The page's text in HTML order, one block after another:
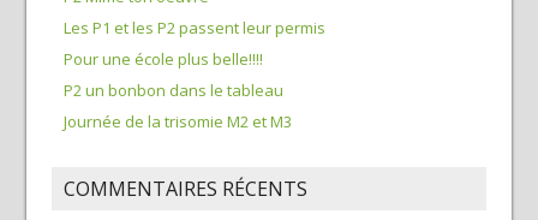
Les P1 et les P2 passent leur permis
Pour une école plus belle!!!!
P2 un bonbon dans le tableau
Journée de la trisomie M2 et M3
COMMENTAIRES RÉCENTS